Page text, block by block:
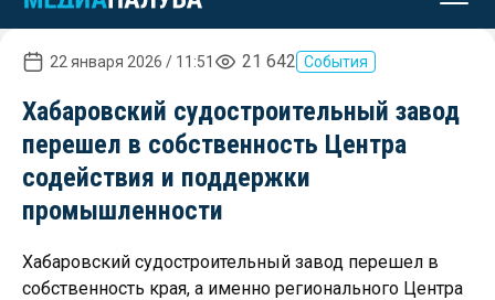
22 января 2026 / 11:51 21 642 События
Хабаровский судостроительный завод
перешел в собственность Центра
содействия и поддержки
промышленности
Хабаровский судостроительный завод перешел в
собственность края, а именно регионального Центра